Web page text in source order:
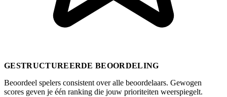
GESTRUCTUREERDE BEOORDELING
Beoordeel spelers consistent over alle beoordelaars. Gewogen
scores geven je één ranking die jouw prioriteiten weerspiegelt.